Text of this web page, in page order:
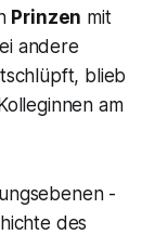
Prinzen mit
andere
blieb
am
-
des